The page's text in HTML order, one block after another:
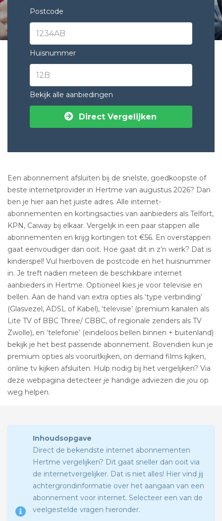
Postcode
Huisnummer
Bekijk alle aanbiedingen
Direct Vergelijken
Een abonnement afsluiten bij de snelste, goedkoopste of
beste internetprovider in Hertme van augustus 2026? Dan
ben je hier aan het juiste adres. Alle internet-
abonnementen en kortingsacties van aanbieders als Telfort,
KPN, Caiway bij elkaar. Vergelijk in een paar stappen alle
abonnementen en krijg kortingen tot €56. En overstappen
gaat eenvoudiger dan ooit. Hoe gaat dit in z’n werk? Dat is
kinderspel! Vul hierboven de postcode en het huisnummer
in. Je treft nadien meteen de beschikbare internet
aanbieders in Hertme. Optioneel kies je voor televisie en
bellen. Aan de hand van extra opties als ‘type verbinding’
(Glasvezel, ADSL of Kabel), ‘televisie’ (premium kanalen als
Lite TV of BBC Three/ CBBC, of regionale zenders als TV
Zwolle), en ‘telefonie’ (eindeloos bellen binnen + buitenland)
bekijk je het best passende abonnement. Bovendien kun je
premium opties als vooruitkijken, on demand films kijken,
online tv kijken afsluiten. Hulp nodig bij het vergelijken? Via
deze webpagina detecteer je handige adviezen die jou op
weg helpen.
Inhoudsopgave
Direct de bekendste internet abonnementen
Hertme vergelijken? Dit gaat sneller dan ooit via
de internetvergelijker. Dat is niet alles! Hier vind jij
achtergrondinformatie over het aangaan van een
abonnement voor internet. Selecteer een van de
veelgestelde vragen hieronder.